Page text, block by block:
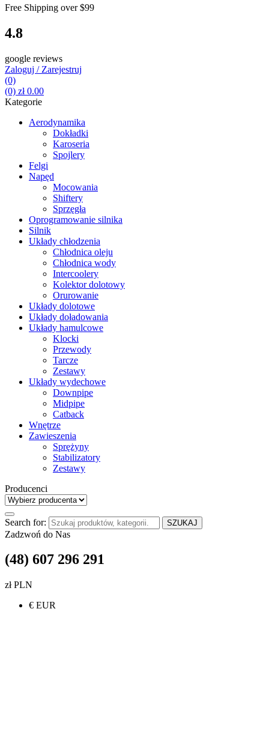
Free Shipping over$99
4.8
google reviews
Zaloguj / Zarejestruj
(0)
(0) zł0.00
Kategorie
Aerodynamika
Dokładki
Karoseria
Spojlery
Felgi
Napęd
Mocowania
Shiftery
Sprzęgła
Oprogramowanie silnika
Silnik
Układy chłodzenia
Chłodnica oleju
Chłodnica wody
Intercoolery
Kolektor dolotowy
Orurowanie
Układy dolotowe
Układy doładowania
Układy hamulcowe
Klocki
Przewody
Tarcze
Zestawy
Układy wydechowe
Downpipe
Midpipe
Catback
Wnętrze
Zawieszenia
Sprężyny
Stabilizatory
Zestawy
Producenci
Search for: SZUKAJ
Zadzwoń do Nas
(48) 607 296 291
zł PLN
€ EUR